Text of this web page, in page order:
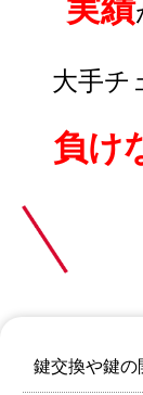
大手チ
負け
鍵交換や鍵